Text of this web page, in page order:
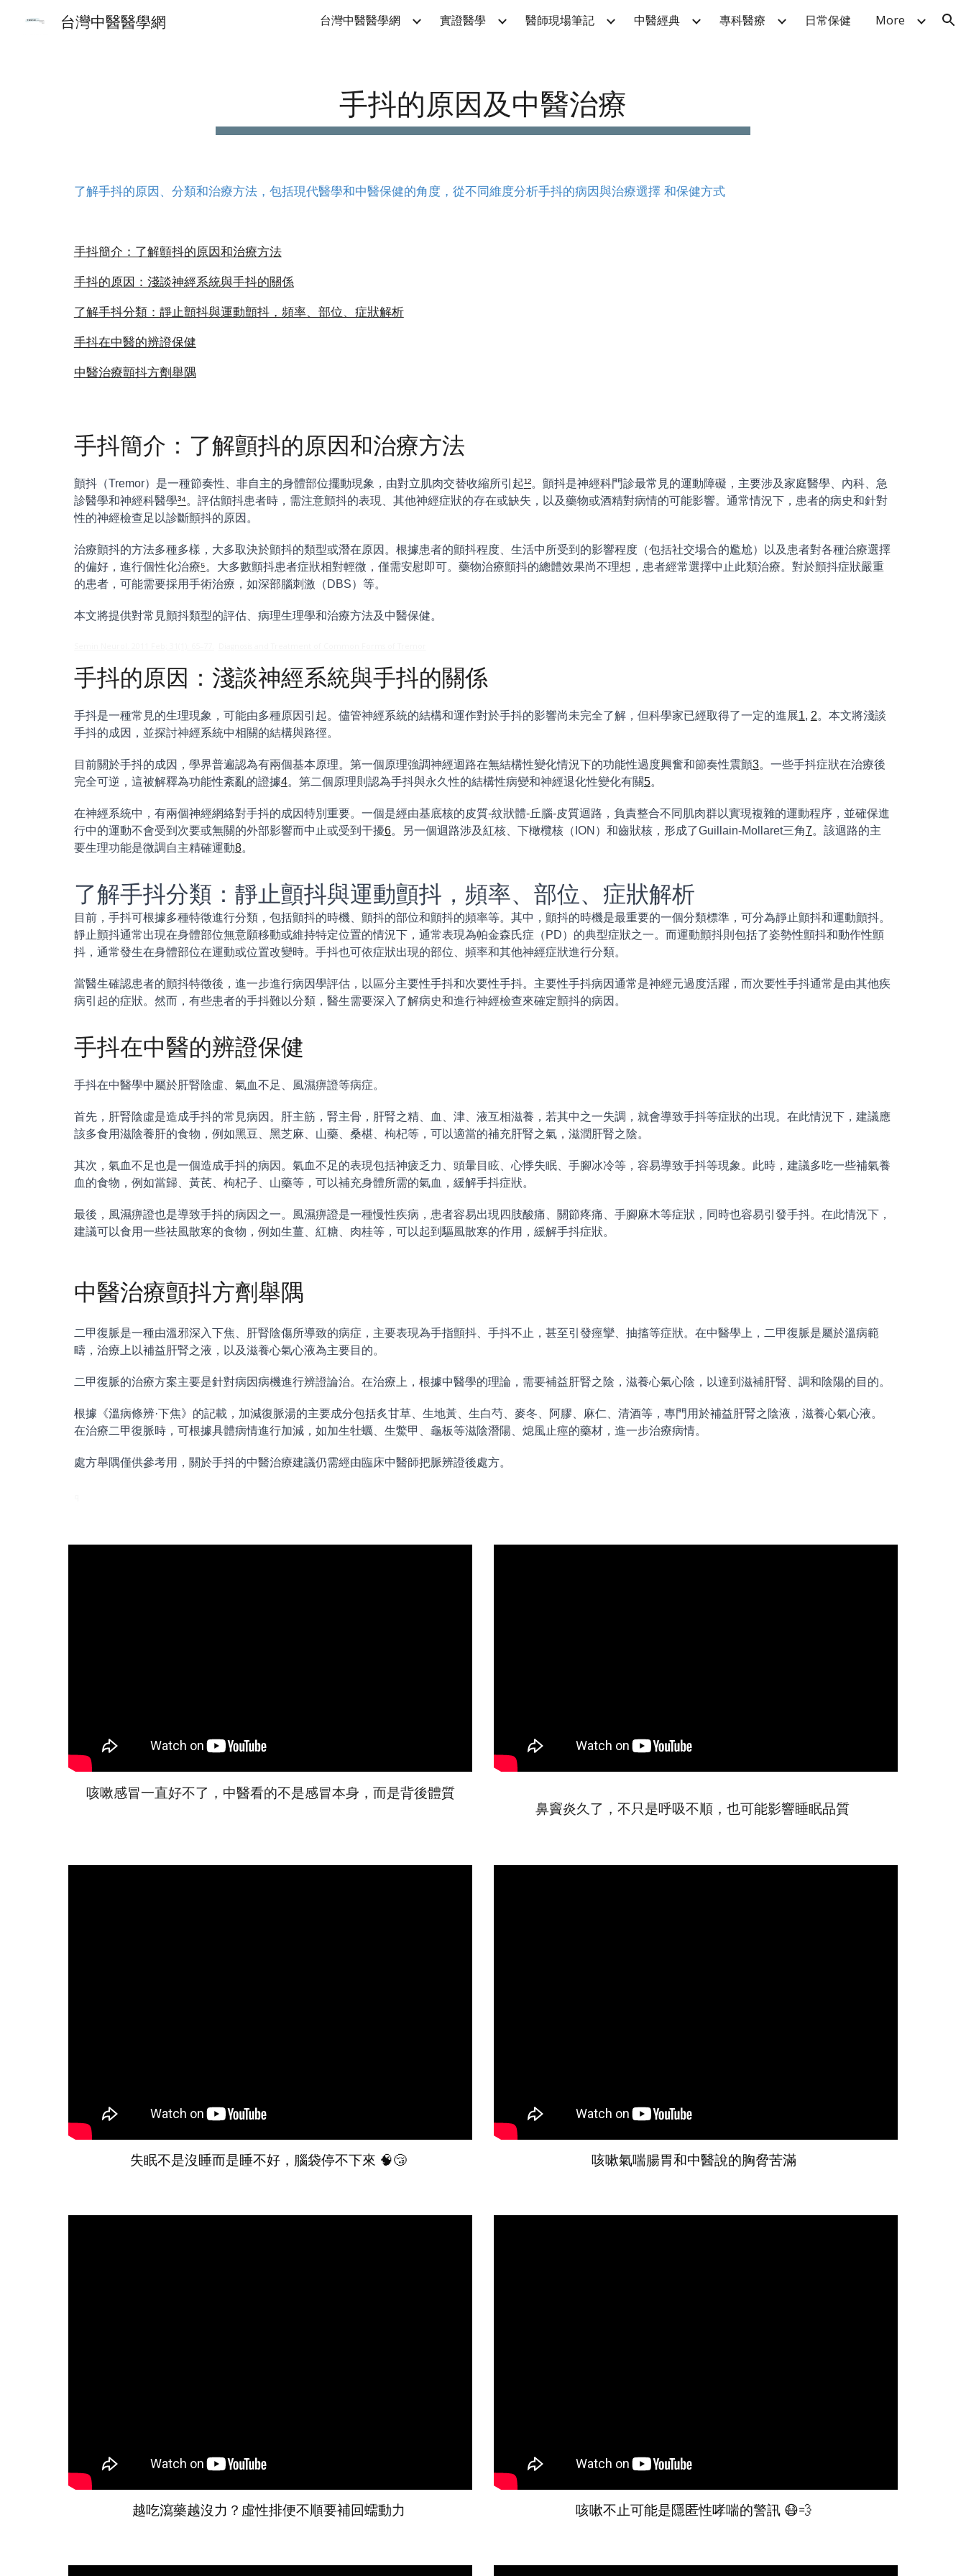
Skip to main content Skip to navigation
台灣中醫醫學網 台灣中醫醫學網 實證醫學 醫師現場筆記 中醫經典 專科醫療 日常保健 More
手抖的原因及中醫治療
了解手抖的原因、分類和治療方法，包括現代醫學和中醫保健的角度，從不同維度分析手抖的病因與治療選擇和保健方式
手抖簡介：了解顫抖的原因和治療方法
手抖的原因：淺談神經系統與手抖的關係
了解手抖分類：靜止顫抖與運動顫抖，頻率、部位、症狀解析
手抖在中醫的辨證保健
中醫治療顫抖方劑舉隅
手抖簡介：了解顫抖的原因和治療方法
顫抖（Tremor）是一種節奏性、非自主的身體部位擺動現象，由對立肌肉交替收縮所引起¹²。顫抖是神經科門診最常見的運動障礙，主要涉及家庭醫學、內科、急
診醫學和神經科醫學³⁴。評估顫抖患者時，需注意顫抖的表現、其他神經症狀的存在或缺失，以及藥物或酒精對病情的可能影響。通常情況下，患者的病史和針對
性的神經檢查足以診斷顫抖的原因。
治療顫抖的方法多種多樣，大多取決於顫抖的類型或潛在原因。根據患者的顫抖程度、生活中所受到的影響程度（包括社交場合的尷尬）以及患者對各種治療選擇
的偏好，進行個性化治療⁵。大多數顫抖患者症狀相對輕微，僅需安慰即可。藥物治療顫抖的總體效果尚不理想，患者經常選擇中止此類治療。對於顫抖症狀嚴重
的患者，可能需要採用手術治療，如深部腦刺激（DBS）等。
本文將提供對常見顫抖類型的評估、病理生理學和治療方法及中醫保健。
手抖的原因：淺談神經系統與手抖的關係
手抖是一種常見的生理現象，可能由多種原因引起。儘管神經系統的結構和運作對於手抖的影響尚未完全了解，但科學家已經取得了一定的進展1, 2。本文將淺談
手抖的成因，並探討神經系統中相關的結構與路徑。
目前關於手抖的成因，學界普遍認為有兩個基本原理。第一個原理強調神經迴路在無結構性變化情況下的功能性過度興奮和節奏性震顫3。一些手抖症狀在治療後
完全可逆，這被解釋為功能性紊亂的證據4。第二個原理則認為手抖與永久性的結構性病變和神經退化性變化有關5。
在神經系統中，有兩個神經網絡對手抖的成因特別重要。一個是經由基底核的皮質-紋狀體-丘腦-皮質迴路，負責整合不同肌肉群以實現複雜的運動程序，並確保進
行中的運動不會受到次要或無關的外部影響而中止或受到干擾6。另一個迴路涉及紅核、下橄欖核（ION）和齒狀核，形成了Guillain-Mollaret三角7。該迴路的主
要生理功能是微調自主精確運動8。
了解手抖分類：靜止顫抖與運動顫抖，頻率、部位、症狀解析
目前，手抖可根據多種特徵進行分類，包括顫抖的時機、顫抖的部位和顫抖的頻率等。其中，顫抖的時機是最重要的一個分類標準，可分為靜止顫抖和運動顫抖。
靜止顫抖通常出現在身體部位無意願移動或維持特定位置的情況下，通常表現為帕金森氏症（PD）的典型症狀之一。而運動顫抖則包括了姿勢性顫抖和動作性顫
抖，通常發生在身體部位在運動或位置改變時。手抖也可依症狀出現的部位、頻率和其他神經症狀進行分類。
當醫生確認患者的顫抖特徵後，進一步進行病因學評估，以區分主要性手抖和次要性手抖。主要性手抖病因通常是神經元過度活躍，而次要性手抖通常是由其他疾
病引起的症狀。然而，有些患者的手抖難以分類，醫生需要深入了解病史和進行神經檢查來確定顫抖的病因。
手抖在中醫的辨證保健
手抖在中醫學中屬於肝腎陰虛、氣血不足、風濕痹證等病症。
首先，肝腎陰虛是造成手抖的常見病因。肝主筋，腎主骨，肝腎之精、血、津、液互相滋養，若其中之一失調，就會導致手抖等症狀的出現。在此情況下，建議應
該多食用滋陰養肝的食物，例如黑豆、黑芝麻、山藥、桑椹、枸杞等，可以適當的補充肝腎之氣，滋潤肝腎之陰。
其次，氣血不足也是一個造成手抖的病因。氣血不足的表現包括神疲乏力、頭暈目眩、心悸失眠、手腳冰冷等，容易導致手抖等現象。此時，建議多吃一些補氣養
血的食物，例如當歸、黃芪、枸杞子、山藥等，可以補充身體所需的氣血，緩解手抖症狀。
最後，風濕痹證也是導致手抖的病因之一。風濕痹證是一種慢性疾病，患者容易出現四肢酸痛、關節疼痛、手腳麻木等症狀，同時也容易引發手抖。在此情況下，
建議可以食用一些祛風散寒的食物，例如生薑、紅糖、肉桂等，可以起到驅風散寒的作用，緩解手抖症狀。
中醫治療顫抖方劑舉隅
二甲復脈是一種由溫邪深入下焦、肝腎陰傷所導致的病症，主要表現為手指顫抖、手抖不止，甚至引發痙攣、抽搐等症狀。在中醫學上，二甲復脈是屬於溫病範
疇，治療上以補益肝腎之液，以及滋養心氣心液為主要目的。
二甲復脈的治療方案主要是針對病因病機進行辨證論治。在治療上，根據中醫學的理論，需要補益肝腎之陰，滋養心氣心陰，以達到滋補肝腎、調和陰陽的目的。
根據《溫病條辨·下焦》的記載，加減復脈湯的主要成分包括炙甘草、生地黃、生白芍、麥冬、阿膠、麻仁、清酒等，專門用於補益肝腎之陰液，滋養心氣心液。
在治療二甲復脈時，可根據具體病情進行加減，如加生牡蠣、生鱉甲、龜板等滋陰潛陽、熄風止痙的藥材，進一步治療病情。
處方舉隅僅供參考用，關於手抖的中醫治療建議仍需經由臨床中醫師把脈辨證後處方。
咳嗽感冒一直好不了，中醫看的不是感冒本身，而是背後體質
鼻竇炎久了，不只是呼吸不順，也可能影響睡眠品質
失眠不是沒睡而是睡不好，腦袋停不下來 🧠😴 咳嗽氣喘腸胃和中醫說的胸脅苦滿
越吃瀉藥越沒力？虛性排便不順要補回蠕動力 咳嗽不止可能是隱匿性哮喘的警訊 😷💨